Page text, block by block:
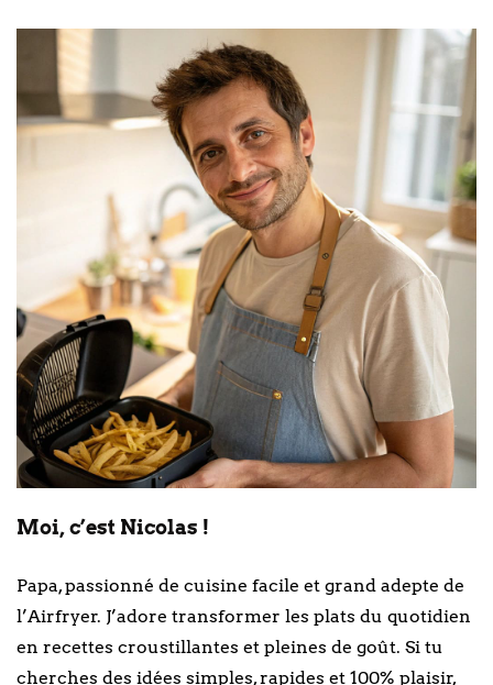
Moi, c’est Nicolas !
Papa, passionné de cuisine facile et grand adepte de
l’Airfryer. J’adore transformer les plats du quotidien
en recettes croustillantes et pleines de goût. Si tu
cherches des idées simples, rapides et 100% plaisir,